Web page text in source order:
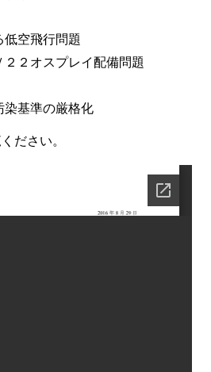
低空飛行問題
２オスプレイ配備問題
染基準の厳格化
ださい。